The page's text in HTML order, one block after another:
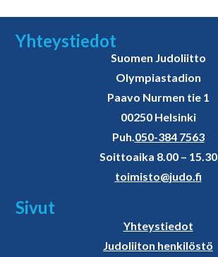
Yhteystiedot
Suomen Judoliitto
Olympiastadion
Paavo Nurmen tie 1
00250 Helsinki
Puh. 050-384 7563
Soittoaika 8.00 – 15.30
toimisto@judo.fi
Sivut
Yhteystiedot
Judoliiton henkilöstö